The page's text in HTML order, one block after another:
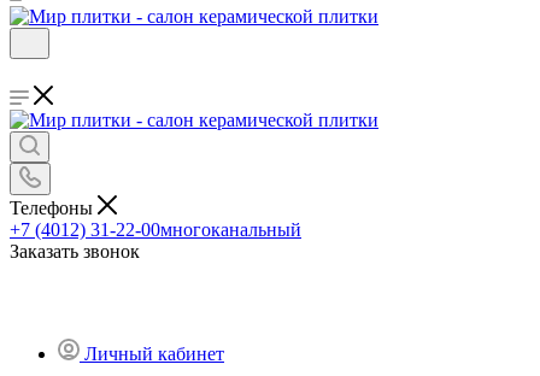
Телефоны
+7 (4012) 31-22-00многоканальный
Заказать звонок
Личный кабинет